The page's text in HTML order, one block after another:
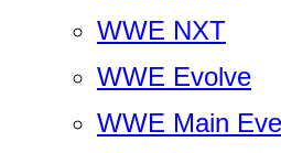
WWE NXT
WWE Evolve
WWE Main